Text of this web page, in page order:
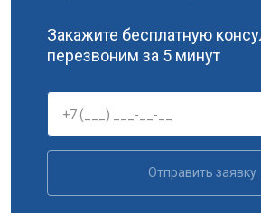
Закажите бесплатную
перезвоним за 5 минут
Отправить заявку